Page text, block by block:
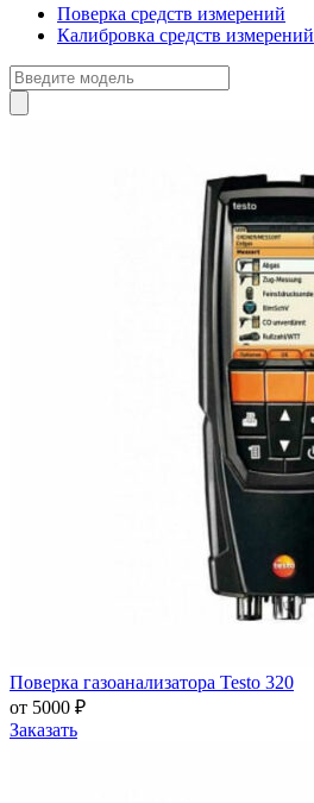
Поверка средств измерений
Калибровка средств измерений
Поверка газоанализатора Testo 320
от 5000 ₽
Заказать